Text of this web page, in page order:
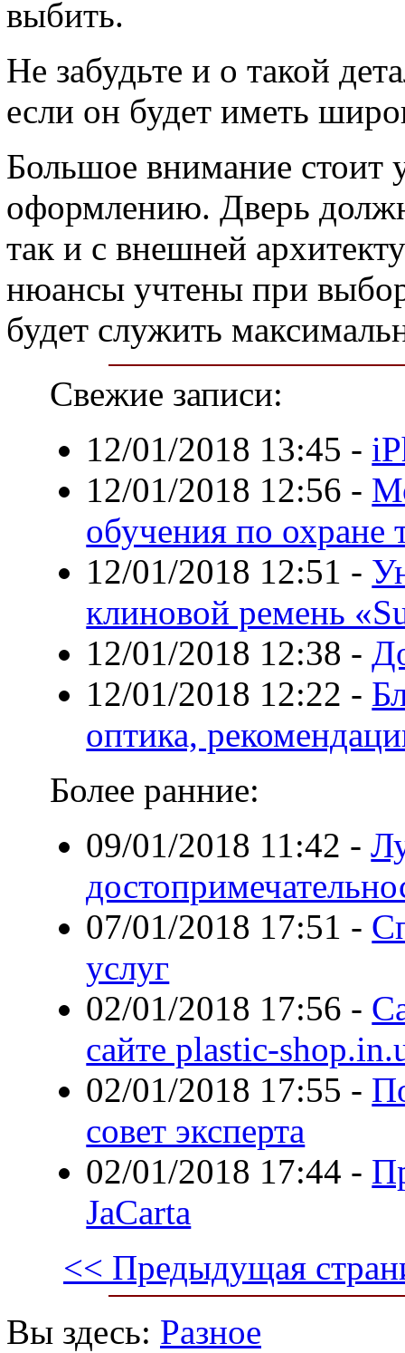
выбить.
Не забудьте и о такой
если он будет иметь
Большое внимание стоит
оформлению. Дверь
так и с внешней
нюансы учтены при
будет служить
Свежие записи:
12/01/2018 13:45 -
12/01/2018 12:56 -
обучения по охране
12/01/2018 12:51 -
клиновой ремень
12/01/2018 12:38 -
12/01/2018 12:22 -
оптика,
Более ранние:
09/01/2018 11:42 -
07/01/2018 17:51 -
услуг
02/01/2018 17:56 -
сайте plastic-
02/01/2018 17:55 -
совет эксперта
02/01/2018 17:44 -
JaCarta
<< Предыдущая
Вы здесь: Разное